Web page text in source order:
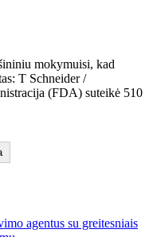
mokymuisi, kad
T Schneider /
(FDA) suteikė 510
agentus su greitesniais